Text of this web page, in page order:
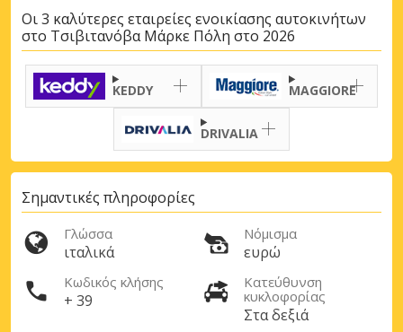
Οι 3 καλύτερες εταιρείες ενοικίασης αυτοκινήτων
στο Τσιβιτανόβα Μάρκε Πόλη στο 2026
KEDDY MAGGIORE
DRIVALIA
Σημαντικές πληροφορίες
Γλώσσα
ιταλικά
Νόμισμα
ευρώ
Κωδικός κλήσης
+ 39
Κατεύθυνση
κυκλοφορίας
Στα δεξιά